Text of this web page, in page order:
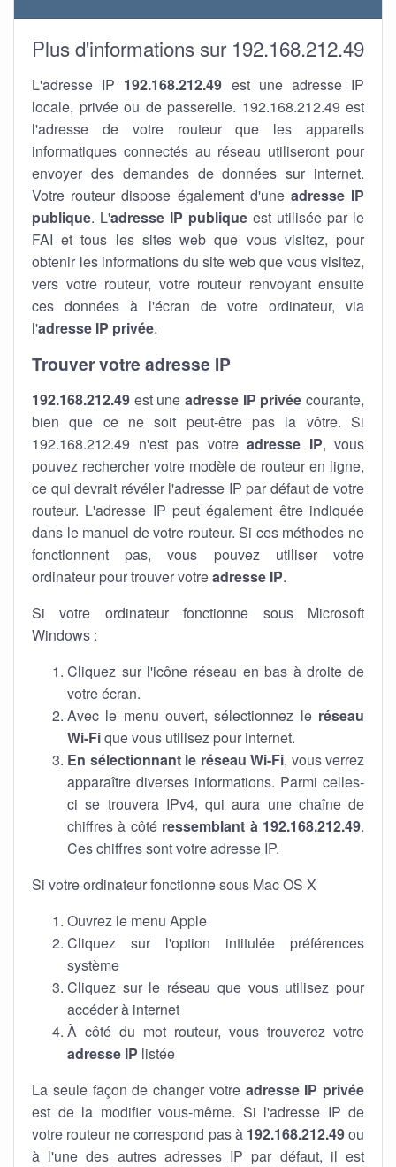
Plus d'informations sur 192.168.212.49
L'adresse IP 192.168.212.49 est une adresse IP
locale, privée ou de passerelle. 192.168.212.49 est
l'adresse de votre routeur que les appareils
informatiques connectés au réseau utiliseront pour
envoyer des demandes de données sur internet.
Votre routeur dispose également d'une adresse IP
publique. L'adresse IP publique est utilisée par le
FAI et tous les sites web que vous visitez, pour
obtenir les informations du site web que vous visitez,
vers votre routeur, votre routeur renvoyant ensuite
ces données à l'écran de votre ordinateur, via
l'adresse IP privée.
Trouver votre adresse IP
192.168.212.49 est une adresse IP privée courante,
bien que ce ne soit peut-être pas la vôtre. Si
192.168.212.49 n'est pas votre adresse IP, vous
pouvez rechercher votre modèle de routeur en ligne,
ce qui devrait révéler l'adresse IP par défaut de votre
routeur. L'adresse IP peut également être indiquée
dans le manuel de votre routeur. Si ces méthodes ne
fonctionnent pas, vous pouvez utiliser votre
ordinateur pour trouver votreadresse IP.
Si votre ordinateur fonctionne sous Microsoft
Windows :
Cliquez sur l'icône réseau en bas à droite de
votre écran.
Avec le menu ouvert, sélectionnez le réseau
Wi-Fique vous utilisez pour internet.
En sélectionnant le réseau Wi-Fi, vous verrez
apparaître diverses informations. Parmi celles-
ci se trouvera IPv4, qui aura une chaîne de
chiffres à côté ressemblant à 192.168.212.49.
Ces chiffres sont votre adresse IP.
Si votre ordinateur fonctionne sous Mac OS X
Ouvrez le menu Apple
Cliquez sur l'option intitulée préférences
système
Cliquez sur le réseau que vous utilisez pour
accéder à internet
À côté du mot routeur, vous trouverez votre
adresse IP listée
La seule façon de changer votre adresse IP privée
est de la modifier vous-même. Si l'adresse IP de
votre routeur ne correspond pas à 192.168.212.49ou
à l'une des autres adresses IP par défaut, il est